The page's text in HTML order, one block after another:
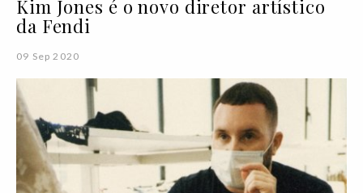
Kim Jones é o novo diretor artístico
da Fendi
09 Sep 2020